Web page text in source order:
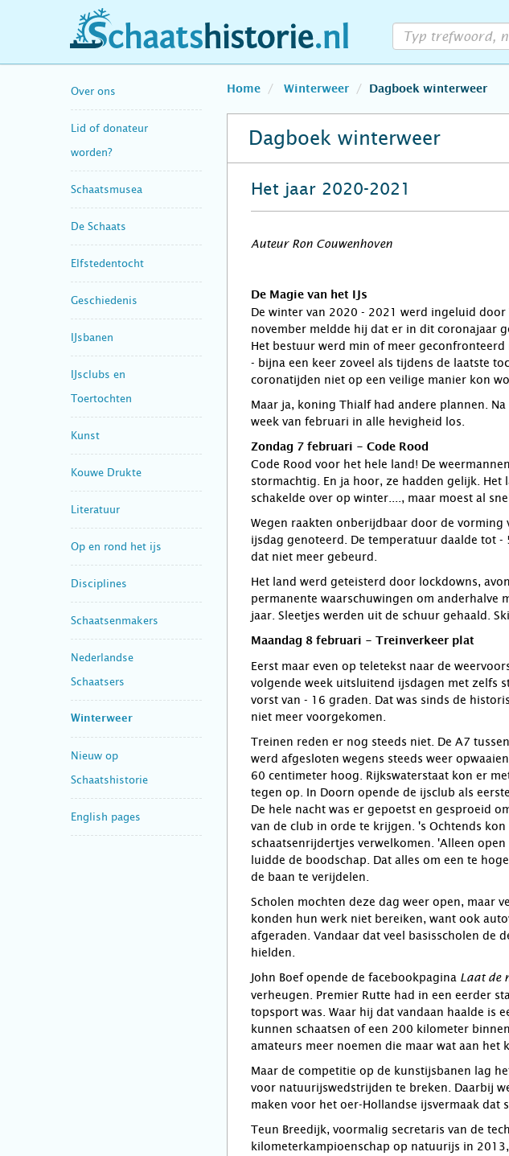
schaatshistorie.nl
Over ons
Lid of donateur
worden?
Schaatsmusea
De Schaats
Elfstedentocht
Geschiedenis
IJsbanen
IJsclubs en
Toertochten
Kunst
Kouwe Drukte
Literatuur
Op en rond het ijs
Disciplines
Schaatsenmakers
Nederlandse
Schaatsers
Winterweer
Nieuw op
Schaatshistorie
English pages
Home Winterweer Dagboek winterweer
Dagboek winterweer
Het jaar 2020-2021
Auteur Ron Couwenhoven
De Magie van het IJs
De winter van 2020 - 2021 werd ingeluid
november meldde hij dat er in dit coronajaar
Het bestuur werd min of meer
- bijna een keer zoveel als tijdens de laatste
coronatijden niet op een veilige manier kon
Maar ja, koning Thialf had andere plannen.
week van februari in alle hevigheid los.
Zondag 7 februari - Code Rood
Code Rood voor het hele land! De
stormachtig. En ja hoor, ze hadden gelijk.
schakelde over op winter...., maar moest al
Wegen raakten onberijdbaar door de vorming
ijsdag genoteerd. De temperatuur daalde tot -
dat niet meer gebeurd.
Het land werd geteisterd door lockdowns,
permanente waarschuwingen om anderhalve
jaar. Sleetjes werden uit de schuur gehaald.
Maandag 8 februari - Treinverkeer plat
Eerst maar even op teletekst naar de
volgende week uitsluitend ijsdagen met zelfs
vorst van - 16 graden. Dat was sinds de
niet meer voorgekomen.
Treinen reden er nog steeds niet. De A7
werd afgesloten wegens steeds weer
60 centimeter hoog. Rijkswaterstaat kon er
tegen op. In Doorn opende de ijsclub als
De hele nacht was er gepoetst en gesproeid
van de club in orde te krijgen. 's Ochtends
schaatsenrijdertjes verwelkomen. 'Alleen
luidde de boodschap. Dat alles om een te
de baan te verijdelen.
Scholen mochten deze dag weer open, maar
konden hun werk niet bereiken, want ook
afgeraden. Vandaar dat veel basisscholen de
hielden.
John Boef opende de facebookpagina Laat de
verheugen. Premier Rutte had in een eerder
topsport was. Waar hij dat vandaan haalde is
kunnen schaatsen of een 200 kilometer
amateurs meer noemen die maar wat aan het
Maar de competitie op de kunstijsbanen lag
voor natuurijswedstrijden te breken. Daarbij
maken voor het oer-Hollandse ijsvermaak dat
Teun Breedijk, voormalig secretaris van de
kilometerkampioenschap op natuurijs in